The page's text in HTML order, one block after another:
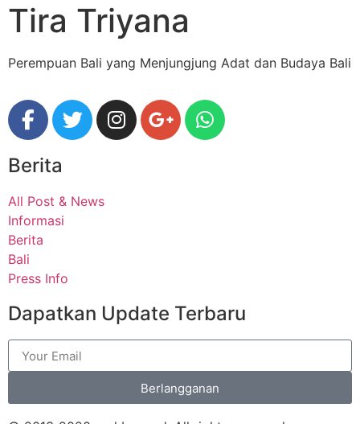
Tira Triyana
Perempuan Bali yang Menjungjung Adat dan Budaya Bali
Berita
All Post & News
Informasi
Berita
Bali
Press Info
Dapatkan Update Terbaru
Berlangganan